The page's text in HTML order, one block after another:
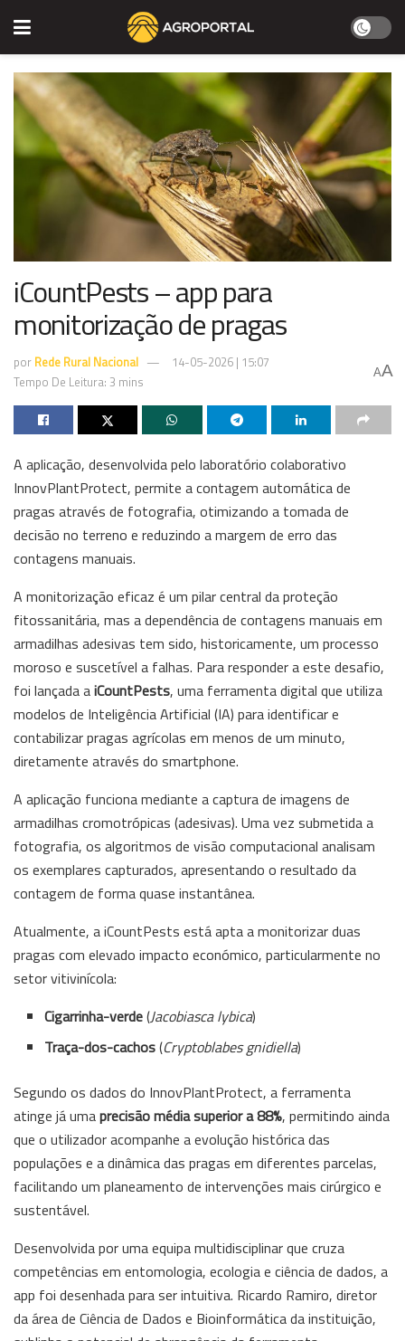
iCountPests – app para
monitorização de pragas
por Rede Rural Nacional
14-05-2026 | 15:07
Tempo De Leitura: 3 mins
AA
A aplicação, desenvolvida pelo laboratório colaborativo
InnovPlantProtect, permite a contagem automática de
pragas através de fotografia, otimizando a tomada de
decisão no terreno e reduzindo a margem de erro das
contagens manuais.
A monitorização eficaz é um pilar central da proteção
fitossanitária, mas a dependência de contagens manuais em
armadilhas adesivas tem sido, historicamente, um processo
moroso e suscetível a falhas. Para responder a este desafio,
foi lançada aiCountPests, uma ferramenta digital que utiliza
modelos de Inteligência Artificial (IA) para identificar e
contabilizar pragas agrícolas em menos de um minuto,
diretamente através do smartphone.
A aplicação funciona mediante a captura de imagens de
armadilhas cromotrópicas (adesivas). Uma vez submetida a
fotografia, os algoritmos de visão computacional analisam
os exemplares capturados, apresentando o resultado da
contagem de forma quase instantânea.
Atualmente, a iCountPests está apta a monitorizar duas
pragas com elevado impacto económico, particularmente no
setor vitivinícola:
Cigarrinha-verde(Jacobiasca lybica)
Traça-dos-cachos(Cryptoblabes gnidiella)
Segundo os dados do InnovPlantProtect, a ferramenta
atinge já umaprecisão média superior a 88%, permitindo ainda
que o utilizador acompanhe a evolução histórica das
populações e a dinâmica das pragas em diferentes parcelas,
facilitando um planeamento de intervenções mais cirúrgico e
sustentável.
Desenvolvida por uma equipa multidisciplinar que cruza
competências em entomologia, ecologia e ciência de dados, a
app foi desenhada para ser intuitiva. Ricardo Ramiro, diretor
da área de Ciência de Dados e Bioinformática da instituição,